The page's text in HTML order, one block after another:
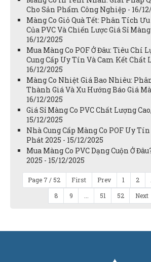
Cho Sản Phẩm Công Nghiệp - 16/
Màng Co Giỏ Quà Tết: Phân Tích
Của PVC Và Chiến Lược Giá Sỉ Màng
16/12/2025
Mua Màng Co POF Ở Đâu: Tiêu Chí
Cung Cấp Uy Tín Và Cam Kết Chất
16/12/2025
Màng Co Nhiệt Giá Bao Nhiêu:
Thành Giá Và Xu Hướng Báo Giá
16/12/2025
Giá Sỉ Màng Co PVC Chất Lượng
15/12/2025
Nhà Cung Cấp Màng Co POF Uy
Phát 2025 - 15/12/2025
Mua Màng Co PVC Dạng Cuộn Ở
2025 - 15/12/2025
Page 7 / 52 First Prev 1 2
8
9 51 52 Next